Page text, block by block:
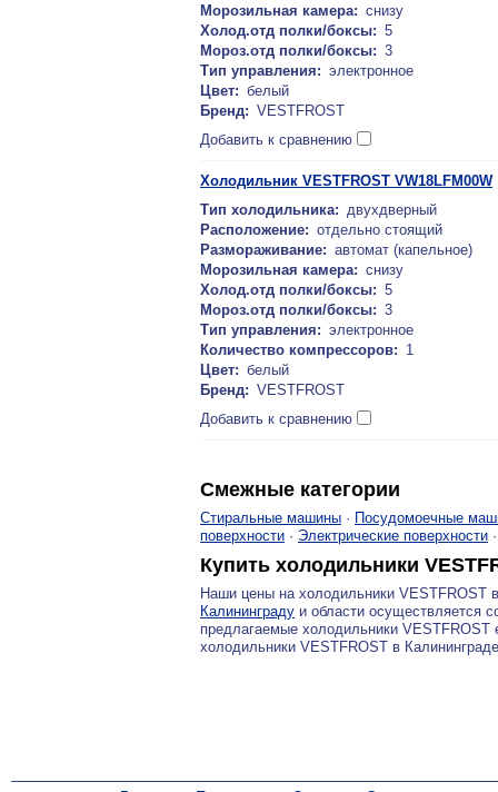
Морозильная камера: снизу
Холод.отд полки/боксы: 5
Мороз.отд полки/боксы: 3
Тип управления: электронное
Цвет: белый
Бренд: VESTFROST
Добавить к сравнению
Холодильник VESTFROST VW18LFM00W
Тип холодильника: двухдверный
Расположение: отдельно стоящий
Размораживание: автомат (капельное)
Морозильная камера: снизу
Холод.отд полки/боксы: 5
Мороз.отд полки/боксы: 3
Тип управления: электронное
Количество компрессоров: 1
Цвет: белый
Бренд: VESTFROST
Добавить к сравнению
Смежные категории
Стиральные машины · Посудомоечные
поверхности · Электрические поверхности
Купить холодильники
Наши цены на холодильники VESTFROST
Калининграду и области осуществляется
предлагаемые холодильники VESTFROST
холодильники VESTFROST в